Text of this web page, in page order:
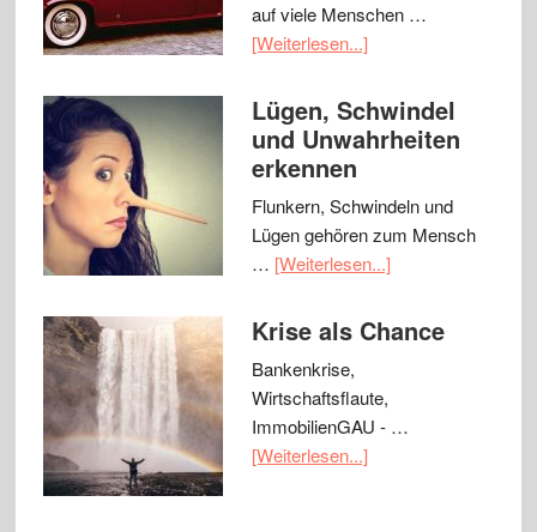
auf viele Menschen …
[Weiterlesen...]
Lügen, Schwindel
und Unwahrheiten
erkennen
Flunkern, Schwindeln und
Lügen gehören zum Mensch
… [Weiterlesen...]
Krise als Chance
Bankenkrise,
Wirtschaftsflaute,
ImmobilienGAU - …
[Weiterlesen...]